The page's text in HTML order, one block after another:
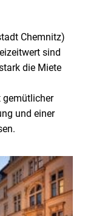
Chemnitz)
sind
die Miete
gemütlicher
und einer